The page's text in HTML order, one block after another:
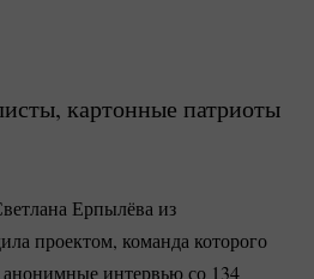
картонные патриоты
Ерпылёва из
проектом, команда которого
интервью со 134